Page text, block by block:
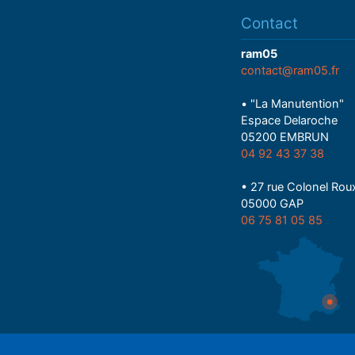
Contact
ram05
contact@ram05.fr
• "La Manutention"
Espace Delaroche
05200 EMBRUN
04 92 43 37 38
• 27 rue Colonel
05000 GAP
06 75 81 05 85